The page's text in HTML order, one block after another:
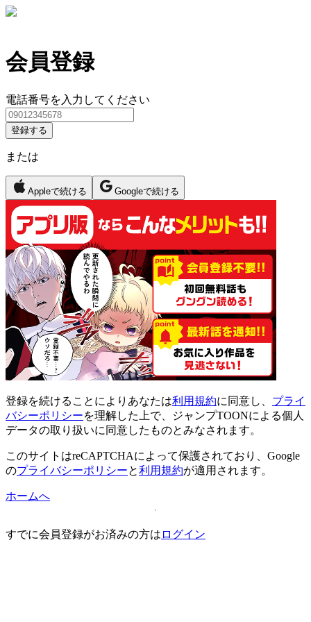
会員登録
電話番号を入力してください
登録する
または
Appleで続ける Googleで続ける
登録を続けることによりあなたは利用規約に同意し、 プライ
バシーポリシーを理解した上で、ジャンプTOONによる個人
データの取り扱いに同意したものとみなされます。
このサイトはreCAPTCHAによって保護されており、Google
のプライバシーポリシーと利用規約が適用されます。
ホームへ
すでに会員登録がお済みの方は ログイン